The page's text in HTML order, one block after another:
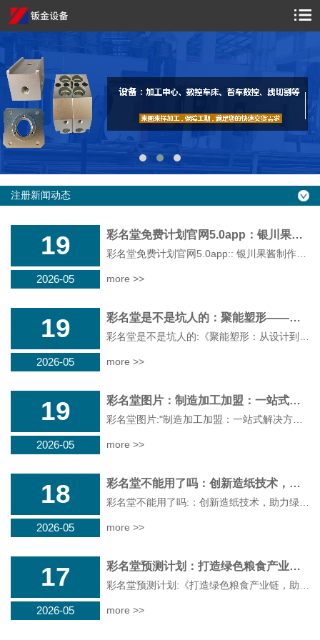
注册新闻动态
19
2026-05
彩名堂免费计划官网5.0app：银川果酱制作中心：从原料到成品的全过程体验
彩名堂免费计划官网5.0app:: 银川果酱制作中心：从原料到成品的全过程体验“我最爱吃的就是这里的香甜果酱了
more >>
19
2026-05
彩名堂是不是坑人的：聚能塑形——从设计到制造的塑料模具加工与智能制造体系
more >>
19
2026-05
彩名堂图片：制造加工加盟：一站式，助力企业腾飞
彩名堂图片:"制造加工加盟：一站式解决方案，助力企业腾飞"在经济快车道上不断前行的中国，制造业正变得越来越强大
more >>
18
2026-05
彩名堂不能用了吗：创新造纸技术，推动绿色生态发展
彩名堂不能用了吗:：创新造纸技术，助力绿色生态发展工业革命的深入和科技的进步，环保成为人类面对的重要问题之一
more >>
17
2026-05
彩名堂预测计划：打造绿色粮食产业链，助力乡村振兴与可持续发展
more >>